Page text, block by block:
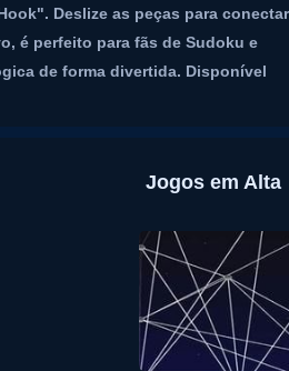
Deslize as peças para conectar
é perfeito para fãs de Sudoku e
de forma divertida. Disponível
Jogos em Alta